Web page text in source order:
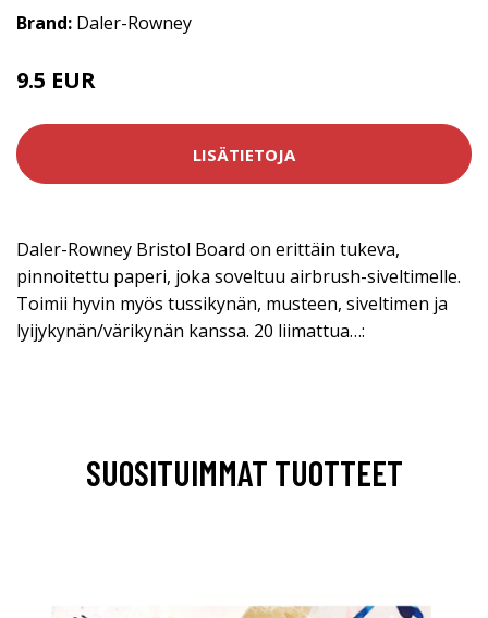
Brand: Daler-Rowney
9.5 EUR
LISÄTIETOJA
Daler-Rowney Bristol Board on erittäin tukeva,
pinnoitettu paperi, joka soveltuu airbrush-siveltimelle.
Toimii hyvin myös tussikynän, musteen, siveltimen ja
lyijykynän/värikynän kanssa. 20 liimattua…:
SUOSITUIMMAT TUOTTEET